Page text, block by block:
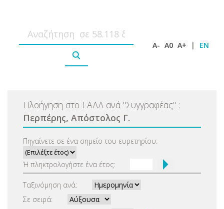
A- A0 A+ | EN
Πλοήγηση στο ΕΑΔΔ ανά "Συγγραφέας" :
Περπέρης, Απόστολος Γ.
Πηγαίνετε σε ένα σημείο του ευρετηρίου:
Ή πληκτρολογήστε ένα έτος:
Ταξινόμηση ανά:
Σε σειρά: